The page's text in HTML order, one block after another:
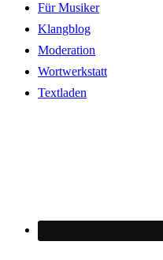
Für Musiker
Klangblog
Moderation
Wortwerkstatt
Textladen